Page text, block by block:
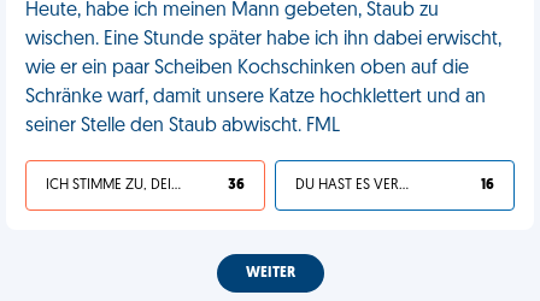
Heute, habe ich meinen Mann gebeten, Staub zu
wischen. Eine Stunde später habe ich ihn dabei erwischt,
wie er ein paar Scheiben Kochschinken oben auf die
Schränke warf, damit unsere Katze hochklettert und an
seiner Stelle den Staub abwischt. FML
ICH STIMME ZU, DEIN LEBEN IST SCHEISSE 36 DU HAST ES VERDIENT 16
WEITER